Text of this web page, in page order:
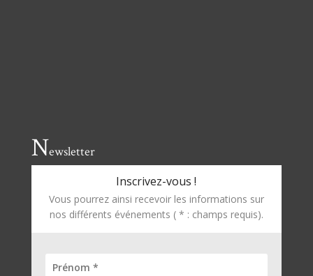
Newsletter
Inscrivez-vous !
Vous pourrez ainsi recevoir les informations sur
nos différents événements ( * : champs requis).